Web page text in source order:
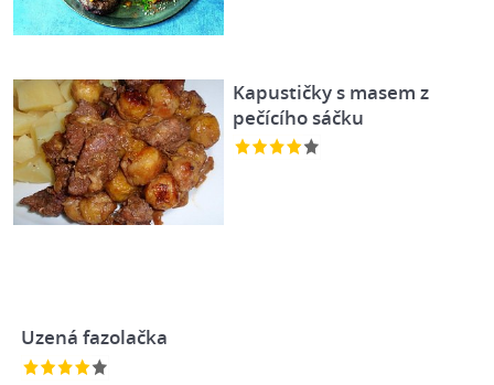
Kapustičky s masem z
pečícího sáčku
Uzená fazolačka